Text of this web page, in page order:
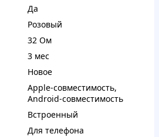
Да
Розовый
32 Ом
3 мес
Новое
Apple-совместимость,
Android-совместимость
Встроенный
Для телефона